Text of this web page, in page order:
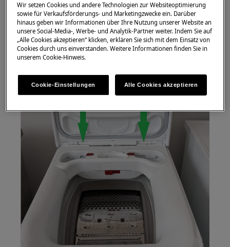
Wir setzen Cookies und andere Technologien zur Websiteoptimierung
sowie für Verkaufsförderungs- und Marketingzwecke ein. Darüber
hinaus geben wir Informationen über Ihre Nutzung unserer Website an
unsere Social-Media-, Werbe- und Analytik-Partner weiter. Indem Sie auf
„Alle Cookies akzeptieren“ klicken, erklären Sie sich mit dem Einsatz von
Cookies durch uns einverstanden. Weitere Informationen finden Sie in
unserem Cookie-Hinweis.
Cookie-Einstellungen Alle Cookies akzeptieren